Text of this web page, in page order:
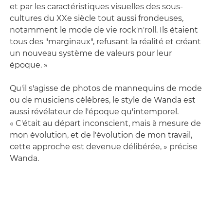
et par les caractéristiques visuelles des sous-
cultures du XXe siècle tout aussi frondeuses,
notamment le mode de vie rock'n'roll. Ils étaient
tous des "marginaux", refusant la réalité et créant
un nouveau système de valeurs pour leur
époque. »
Qu'il s'agisse de photos de mannequins de mode
ou de musiciens célèbres, le style de Wanda est
aussi révélateur de l'époque qu'intemporel.
« C'était au départ inconscient, mais à mesure de
mon évolution, et de l'évolution de mon travail,
cette approche est devenue délibérée, » précise
Wanda.